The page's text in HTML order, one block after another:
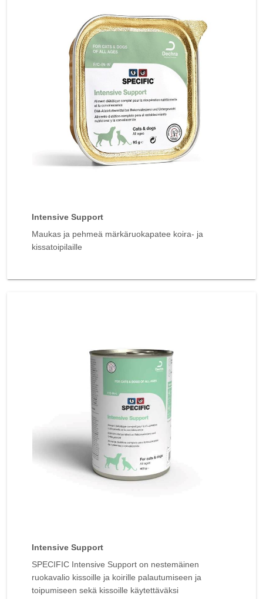
Intensive Support
Maukas ja pehmeä märkäruokapatee koira- ja
kissatoipilaille
Intensive Support
SPECIFIC Intensive Support on nestemäinen
ruokavalio kissoille ja koirille palautumiseen ja
toipumiseen sekä kissoille käytettäväksi